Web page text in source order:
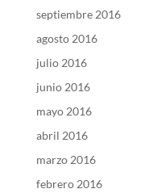
septiembre 2016
agosto 2016
julio 2016
junio 2016
mayo 2016
abril 2016
marzo 2016
febrero 2016